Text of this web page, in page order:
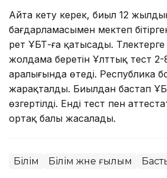
Айта кету керек, биыл 12
бағдарламасымен мектеп
рет ҰБТ-ға қатысады. Түлектерге
жолдама беретін Ұлттық тест
аралығында өтеді. Республика
жарақталды. Биылдан бастап
өзгертілді. Енді тест пен
ортақ балы жасалады.
Білім Білім және ғылым